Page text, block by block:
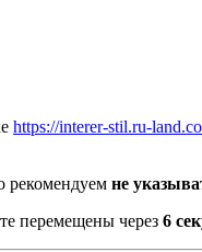
https://interer-stil.ru-
рекомендуем не
перемещены через 5